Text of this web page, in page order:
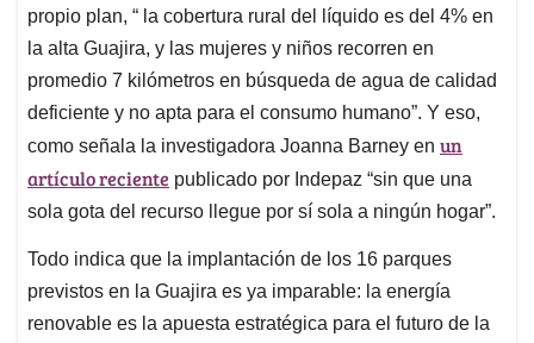
propio plan, “ la cobertura rural del líquido es del 4% en
la alta Guajira, y las mujeres y niños recorren en
promedio 7 kilómetros en búsqueda de agua de calidad
deficiente y no apta para el consumo humano”. Y eso,
como señala la investigadora Joanna Barney en un
artículo reciente publicado por Indepaz “sin que una
sola gota del recurso llegue por sí sola a ningún hogar”.
Todo indica que la implantación de los 16 parques
previstos en la Guajira es ya imparable: la energía
renovable es la apuesta estratégica para el futuro de la